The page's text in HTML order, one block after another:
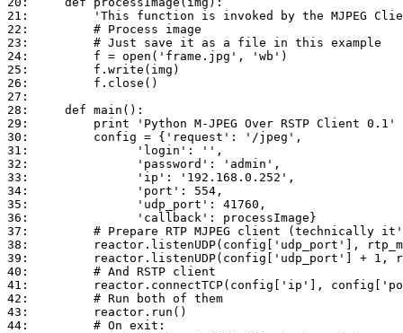
21:	    'This function is invoked by the MJPEG Client protocol'
22:	    # Process image
23:	    # Just save it as a file in this example
24:	    f = open('frame.jpg', 'wb')
25:	    f.write(img)
26:	    f.close()
27:
28:	def main():
29:	    print 'Python M-JPEG Over RSTP Client 0.1'
30:	    config = {'request': '/jpeg',
31:	          'login': '',
32:	          'password': 'admin',
33:	          'ip': '192.168.0.252',
34:	          'port': 554,
35:	          'udp_port': 41760,
36:	          'callback': processImage}
37:	    # Prepare RTP MJPEG client (technically it's a server)
38:	    reactor.listenUDP(config['udp_port'], rtp_mjpeg_client.RTP_MJPEG_Client(config))
39:	    reactor.listenUDP(config['udp_port'] + 1, rtcp_client.RTCP_Client()) # RTCP
40:	    # And RSTP client
41:	    reactor.connectTCP(config['ip'], config['port'], rtsp_client.RTSPFactory(config))
42:	    # Run both of them
43:	    reactor.run()
44:	    # On exit: